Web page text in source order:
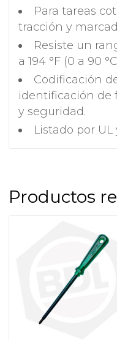
Para tareas
tracción y
Resiste un
a 194 °F (0 a 90
Codificación
identificación de
y seguridad.
Listado por UL
Productos